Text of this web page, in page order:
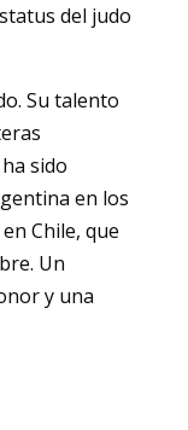
del judo
Su talento
sido
en los
Chile, que
Un
y una